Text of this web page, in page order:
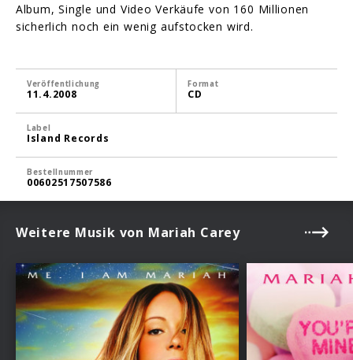
Album, Single und Video Verkäufe von 160 Millionen
sicherlich noch ein wenig aufstocken wird.
Veröffentlichung
11.4.2008
Format
CD
Label
Island Records
Bestellnummer
00602517507586
Weitere Musik von Mariah Carey